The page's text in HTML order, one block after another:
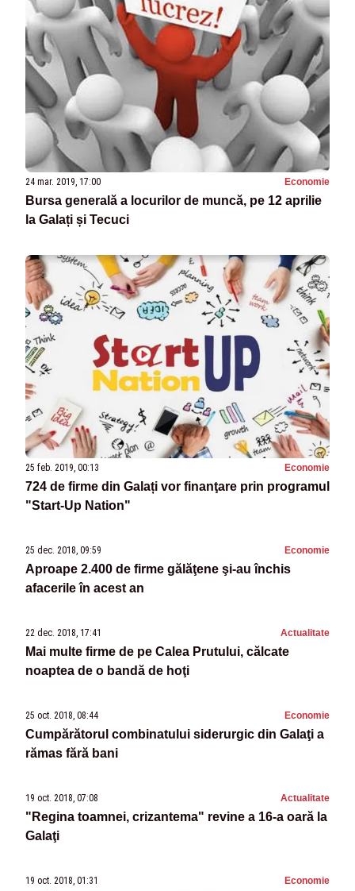
24 mar. 2019, 17:00 Economie
Bursa generală a locurilor de muncă, pe 12 aprilie
la Galați și Tecuci
25 feb. 2019, 00:13 Economie
724 de firme din Galați vor finanţare prin programul
"Start-Up Nation"
25 dec. 2018, 09:59 Economie
Aproape 2.400 de firme gălăţene şi-au închis
afacerile în acest an
22 dec. 2018, 17:41 Actualitate
Mai multe firme de pe Calea Prutului, călcate
noaptea de o bandă de hoţi
25 oct. 2018, 08:44 Economie
Cumpărătorul combinatului siderurgic din Galaţi a
rămas fără bani
19 oct. 2018, 07:08 Actualitate
"Regina toamnei, crizantema" revine a 16-a oară la
Galaţi
19 oct. 2018, 01:31 Economie